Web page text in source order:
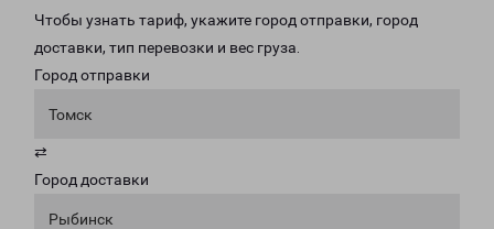
Чтобы узнать тариф, укажите город отправки, город
доставки, тип перевозки и вес груза.
Город отправки
Томск
⇄
Город доставки
Рыбинск